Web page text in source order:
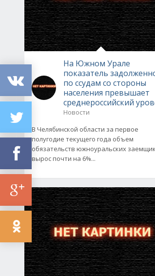
На Южном Урале
показатель
по ссудам со стороны
населения превышает
среднероссийский
Новости
В Челябинской области за первое
полугодие текущего года объем
обязательств южноуральских
вырос почти на 6%...